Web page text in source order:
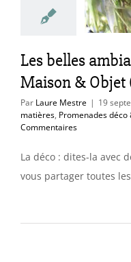
2019)
& idées déco
Les belles
Maison & Objet
Par Laure Mestre | 19
matières, Promenades déco
Commentaires
La déco : dites-la avec
vous partager toutes